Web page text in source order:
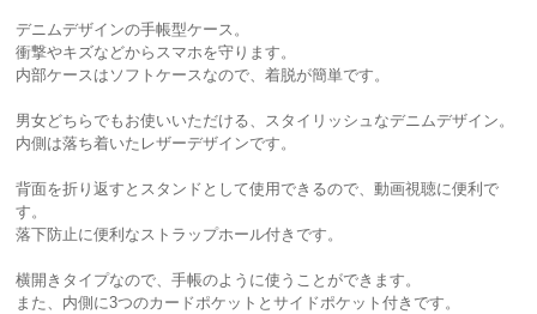
デニムデザインの手帳型ケース。
衝撃やキズなどからスマホを守ります。
内部ケースはソフトケースなので、着脱が簡単です。
男女どちらでもお使いいただける、スタイリッシュなデニムデザイン。
内側は落ち着いたレザーデザインです。
背面を折り返すとスタンドとして使用できるので、動画視聴に便利で
す。
落下防止に便利なストラップホール付きです。
横開きタイプなので、手帳のように使うことができます。
また、内側に3つのカードポケットとサイドポケット付きです。